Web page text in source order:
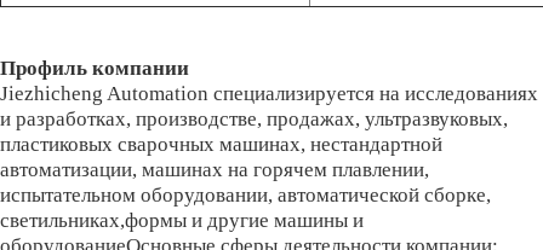
Профиль компании
Jiezhicheng Automation специализируется на исследованиях
и разработках, производстве, продажах, ультразвуковых,
пластиковых сварочных машинах, нестандартной
автоматизации, машинах на горячем плавлении,
испытательном оборудовании, автоматической сборке,
светильниках,формы и другие машины и